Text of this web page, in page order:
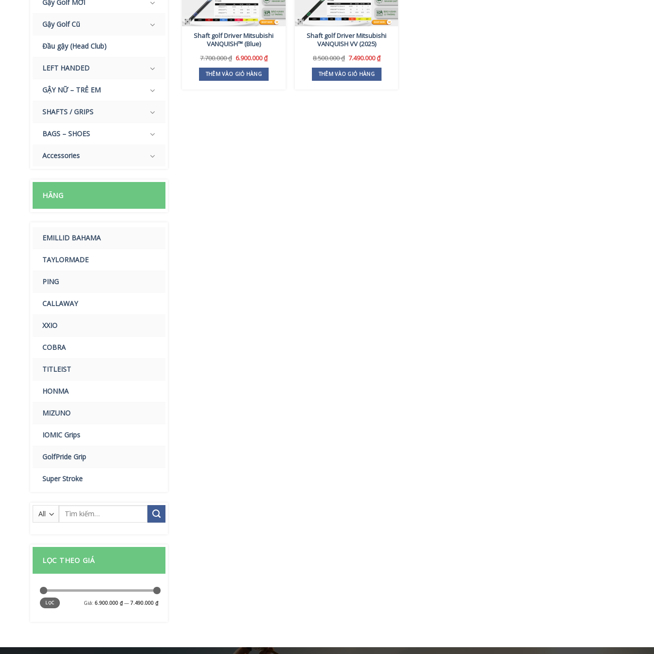
Gậy Golf MỚI
Gậy Golf Cũ
Đầu gậy (Head Club)
LEFT HANDED
GẬY NỮ – TRẺ EM
SHAFTS / GRIPS
BAGS – SHOES
Accessories
HÃNG
EMILLID BAHAMA
TAYLORMADE
PING
CALLAWAY
XXIO
COBRA
TITLEIST
HONMA
MIZUNO
IOMIC Grips
GolfPride Grip
Super Stroke
Tìm
kiếm:
LỌC THEO GIÁ
Giá
tối
thiểu
Giá
tối
đa
LỌC Giá: 6.900.000 ₫— 7.490.000 ₫
Shaft golf Driver Mitsubishi
VANQUISH™ (Blue)
7.700.000₫ Giá
là:
7.700.000 ₫.
6.900.000₫Giá
là:
THÊM VÀO GIỎ HÀNG
Shaft golf Driver Mitsubishi
VANQUISH VV (2025)
8.500.000₫ Giá
là:
8.500.000 ₫.
7.490.000₫Giá
là:
THÊM VÀO GIỎ HÀNG